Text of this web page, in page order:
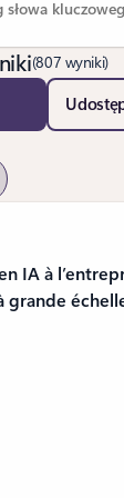
(807 wyniki)
IA à
grande